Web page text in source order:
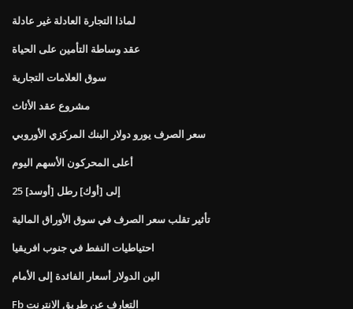
لماذا التجارة العادلة غير عادلة
عقد وساطة التأمين على الحياة
سوق العلامات التجارية
مشروع عقد الأثاث
سعر الصرف يورو دولار البنك المركزي الأوروبي
أعلى المحركون الأسهم اليوم
25 [أوسد] إلى [أوك] رطل
تأثير تقلب سعر الصرف في سوق الأوراق المالية
احتياطيات النفط في جنوب افريقيا
الين الدولار أسعار الفائدة إلى الأمام
Fb التعارف عن طريق الانترنت